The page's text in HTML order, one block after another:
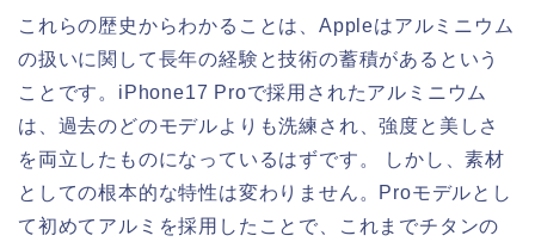
これらの歴史からわかることは、Appleはアルミニウム
の扱いに関して長年の経験と技術の蓄積があるという
ことです。iPhone17 Proで採用されたアルミニウム
は、過去のどのモデルよりも洗練され、強度と美しさ
を両立したものになっているはずです。 しかし、素材
としての根本的な特性は変わりません。Proモデルとし
て初めてアルミを採用したことで、これまでチタンの